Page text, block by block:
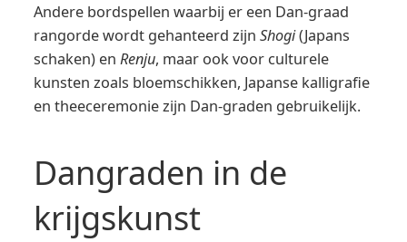
Andere bordspellen waarbij er een Dan-graad
rangorde wordt gehanteerd zijn Shogi(Japans
schaken) en Renju, maar ook voor culturele
kunsten zoals bloemschikken, Japanse kalligrafie
en theeceremonie zijn Dan-graden gebruikelijk.
Dangraden in de
krijgskunst